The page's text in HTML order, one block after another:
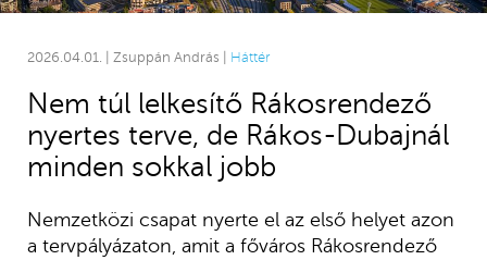
2026.04.01. | Zsuppán András | Háttér
Nem túl lelkesítő Rákosrendező
nyertes terve, de Rákos-Dubajnál
minden sokkal jobb
Nemzetközi csapat nyerte el az első helyet azon
a tervpályázaton, amit a főváros Rákosrendező